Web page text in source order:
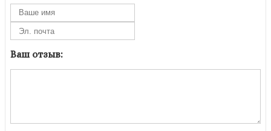
Ваш отзыв: